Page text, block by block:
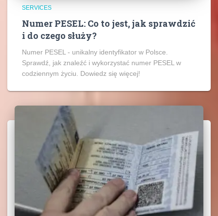
SERVICES
Numer PESEL: Co to jest, jak sprawdzić
i do czego służy?
Numer PESEL - unikalny identyfikator w Polsce.
Sprawdź, jak znaleźć i wykorzystać numer PESEL w
codziennym życiu. Dowiedz się więcej!